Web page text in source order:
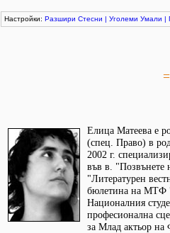
Настройки: Разшири Стесни | Уголеми Умали |
Елица Матеева е
(спец. Право) в
2002 г.
във в. "Позвънете
"Литературен
бюлетина на МТФ
Националния
професионална
за Млад актьор